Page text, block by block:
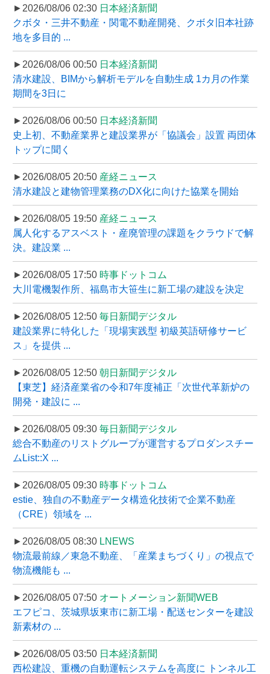
►2026/08/06 02:30 日本経済新聞
クボタ・三井不動産・関電不動産開発、クボタ旧本社跡
地を多目的 ...
►2026/08/06 00:50 日本経済新聞
清水建設、BIMから解析モデルを自動生成 1カ月の作業
期間を3日に
►2026/08/06 00:50 日本経済新聞
史上初、不動産業界と建設業界が「協議会」設置 両団体
トップに聞く
►2026/08/05 20:50 産経ニュース
清水建設と建物管理業務のDX化に向けた協業を開始
►2026/08/05 19:50 産経ニュース
属人化するアスベスト・産廃管理の課題をクラウドで解
決。建設業 ...
►2026/08/05 17:50 時事ドットコム
大川電機製作所、福島市大笹生に新工場の建設を決定
►2026/08/05 12:50 毎日新聞デジタル
建設業界に特化した「現場実践型 初級英語研修サービ
ス」を提供 ...
►2026/08/05 12:50 朝日新聞デジタル
【東芝】経済産業省の令和7年度補正「次世代革新炉の
開発・建設に ...
►2026/08/05 09:30 毎日新聞デジタル
総合不動産のリストグループが運営するプロダンスチー
ムList::X ...
►2026/08/05 09:30 時事ドットコム
estie、独自の不動産データ構造化技術で企業不動産
（CRE）領域を ...
►2026/08/05 08:30 LNEWS
物流最前線／東急不動産、「産業まちづくり」の視点で
物流機能も ...
►2026/08/05 07:50 オートメーション新聞WEB
エフピコ、茨城県坂東市に新工場・配送センターを建設
新素材の ...
►2026/08/05 03:50 日本経済新聞
西松建設、重機の自動運転システムを高度に トンネル工